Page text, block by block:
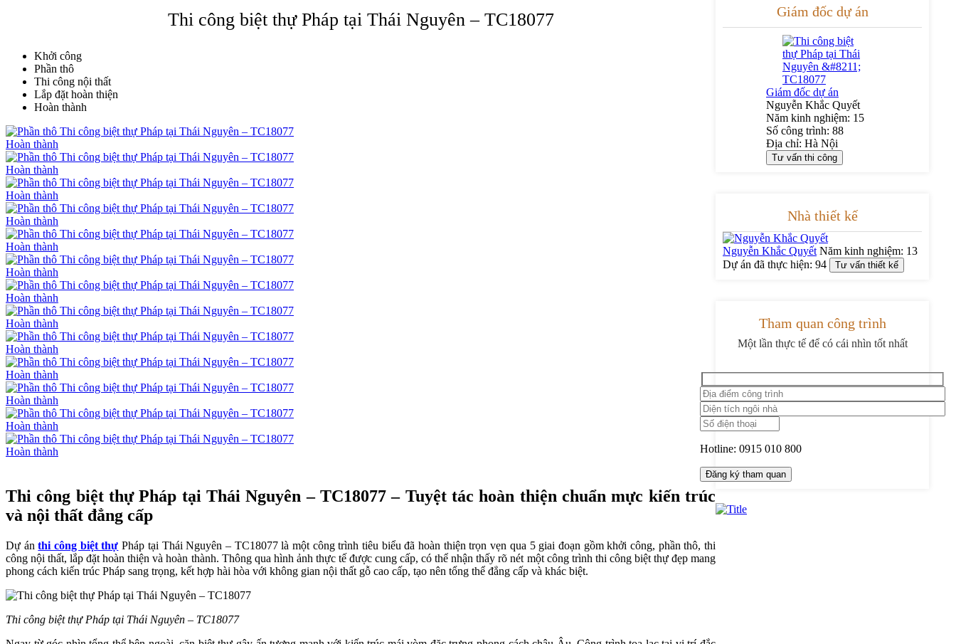
Thi công biệt thự Pháp tại Thái Nguyên – TC18077
Khởi công
Phần thô
Thi công nội thất
Lắp đặt hoàn thiện
Hoàn thành
Hoàn thành
Hoàn thành
Hoàn thành
Hoàn thành
Hoàn thành
Hoàn thành
Hoàn thành
Hoàn thành
Hoàn thành
Hoàn thành
Hoàn thành
Hoàn thành
Hoàn thành
Thi công biệt thự Pháp tại Thái Nguyên – TC18077 – Tuyệt tác hoàn thiện chuẩn mực kiến trúc
và nội thất đẳng cấp
Dự ánthi công biệt thự Pháp tại Thái Nguyên – TC18077 là một công trình tiêu biểu đã hoàn thiện trọn vẹn qua 5 giai đoạn gồm khởi công, phần thô, thi
công nội thất, lắp đặt hoàn thiện và hoàn thành. Thông qua hình ảnh thực tế được cung cấp, có thể nhận thấy rõ nét một công trình thi công biệt thự đẹp mang
phong cách kiến trúc Pháp sang trọng, kết hợp hài hòa với không gian nội thất gỗ cao cấp, tạo nên tổng thể đẳng cấp và khác biệt.
Thi công biệt thự Pháp tại Thái Nguyên – TC18077
Giám đốc dự án
Giám đốc dự án
Nguyễn Khắc Quyết
Năm kinh nghiệm: 15
Số công trình: 88
Địa chỉ: Hà Nội
Tư vấn thi công
Nhà thiết kế
Nguyễn Khắc Quyết Năm kinh nghiệm: 13
Dự án đã thực hiện: 94 Tư vấn thiết kế
Tham quan công trình
Một lần thực tế để có cái nhìn tốt nhất
Hotline: 0915 010 800